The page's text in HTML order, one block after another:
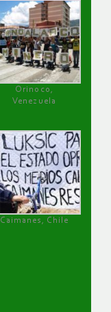
Orinoco,
Venezuela
Caimanes, Chile